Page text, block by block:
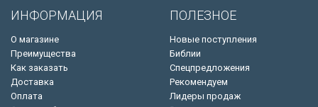
ИНФОРМАЦИЯ
О магазине
Преимущества
Как заказать
Доставка
Оплата
ПОЛЕЗНОЕ
Новые поступления
Библии
Спецпредложения
Рекомендуем
Лидеры продаж